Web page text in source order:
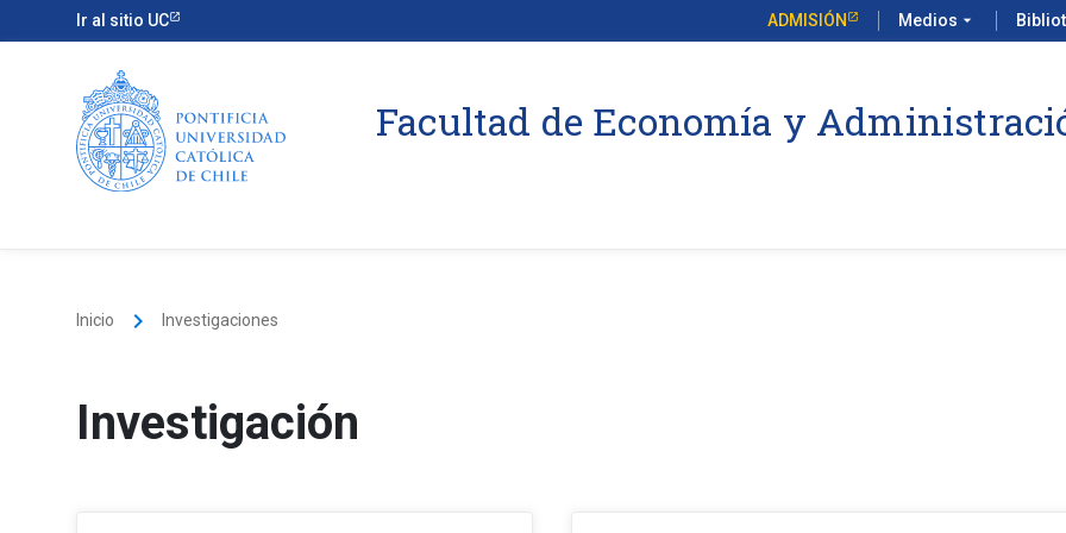
Ir al sitio UC ADMISIÓN Medios arrow_drop_down
Facultad de Economía y
Inicio keyboard_arrow_right Investigaciones
Investigación